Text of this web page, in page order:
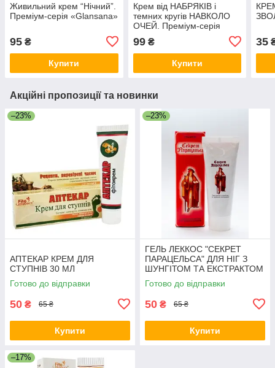
Живильний крем “Нічний”.
Преміум-серія «Glansana»
95 ₴
Купити
Крем від НАБРЯКІВ і
темних кругів НАВКОЛО
ОЧЕЙ. Преміум-серія
99₴
Купити
35
Акційні пропозиції та новинки
–23%
АПТЕКАР КРЕМ ДЛЯ
СТУПНІВ 30 МЛ
Готово до відправки
50 ₴ 65 ₴
Купити
–23%
ГЕЛЬ ЛЕККОС "СЕКРЕТ
ПАРАЦЕЛЬСА" ДЛЯ НІГ З
ШУНГІТОМ ТА ЕКСТРАКТОМ
ЛОЗИ ЧЕРВОНОГО
ВИНОГРАДУ, 80 МЛ термін
Готово до відправки
50 ₴ 65 ₴
Купити
–17%